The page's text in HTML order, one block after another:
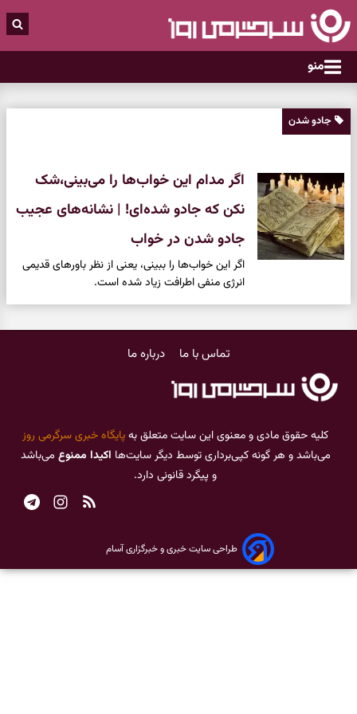
منو
جادو شدن
اگر مدام این خواب‌ها را می‌بینی،شک
نکن که جادو شده‌ای! | نشانه‌های عجیب
جادو شدن در خواب
اگر این خواب‌ها را ببینی، یعنی از نظر باورهای قدیمی
انرژی منفی اطرافت زیاد شده است.
تماس با ما درباره ما
کلیه حقوق مادی و معنوی این سایت متعلق بهپایگاه خبری سرگرمی روز
می‌باشد و هر گونه کپی‌برداری توسط دیگر سایت‌ها اکیدا ممنوع می‌باشد
و پیگرد قانونی دارد.
طراحی سایت خبری و خبرگزاری آسام